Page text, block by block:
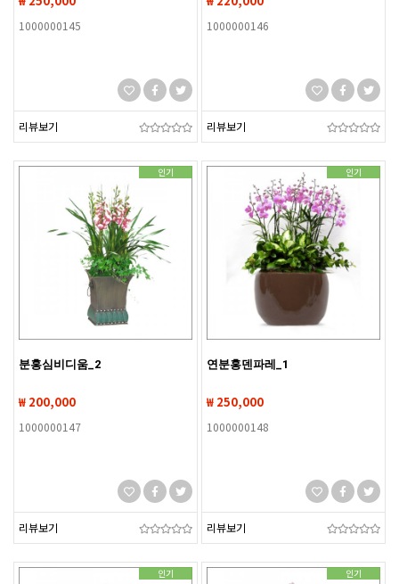
1000000145
리뷰보기
1000000146
리뷰보기
인기
분홍심비디움_2
₩ 200,000
1000000147
리뷰보기
인기
연분홍덴파레_1
₩ 250,000
1000000148
리뷰보기
인기 인기